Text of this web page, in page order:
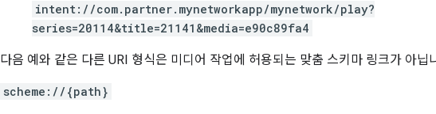
intent://com.partner.mynetworkapp/mynetwork/play?
series=20114&title=21141&media=e90c89fa4
다음 예와 같은 다른 URI 형식은 미디어 작업에 허용되는 맞춤 스키마 링크가 아닙
scheme://{path}